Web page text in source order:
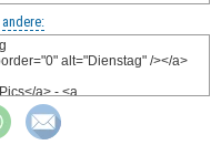
andere: